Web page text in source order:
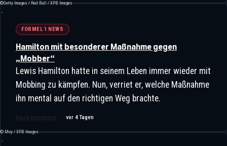
Exklusiv-Interview: Alexander Wurz
Über Das Neue Reglement, Die
Mercedes-Dominanz Und Die Red-
Bull-Krise
©Getty Images / Red Bull / XPB Images
FORMEL 1 NEWS
Hamilton mit besonderer Maßnahme gegen
„Mobber“
Lewis Hamilton hatte in seinem Leben immer wieder mit
Mobbing zu kämpfen. Nun, verriet er, welche Maßnahme
ihn mental auf den richtigen Weg brachte.
David Heermann vor 4 Tagen
© Moy / XPB Images